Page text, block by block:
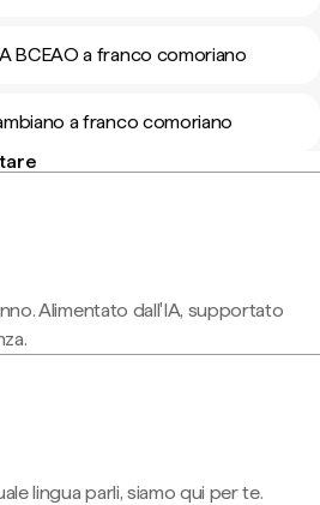
BCEAO a franco comoriano
a franco comoriano
Alimentato dall'IA, supportato
lingua parli, siamo qui per te.